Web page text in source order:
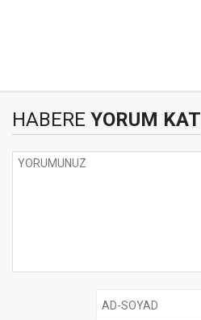
HABERE YORUM KAT